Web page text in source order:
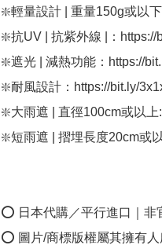
❇️輕量設計 | 重量150g或以
❇️抗UV | 抗紫外線 |：https://
❇️遮光 | 減熱功能：https://
❇️耐風設計：https://bit.ly/
❇️大雨遮 | 直徑100cm或以上
❇️短雨遮 | 摺埋長度20cm或
⭕ 日本代購／平行進口｜非
⭕ 圖片/商標版權屬其擁有